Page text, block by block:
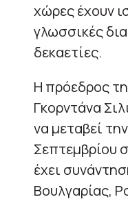
χώρες έχουν
γλωσσικές
δεκαετίες.
Η πρόεδρος
Γκορντάνα
να μεταβεί
Σεπτεμβρίου
έχει
Βουλγαρίας,